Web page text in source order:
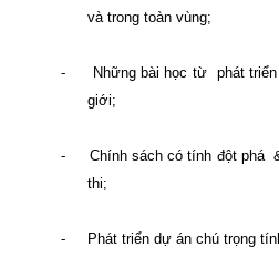
và trong toàn vùng;
- Những bài học từ
phát
giới;
- Chính sách có tính đột phá
thi;
- Phát triển dự án chú trọng